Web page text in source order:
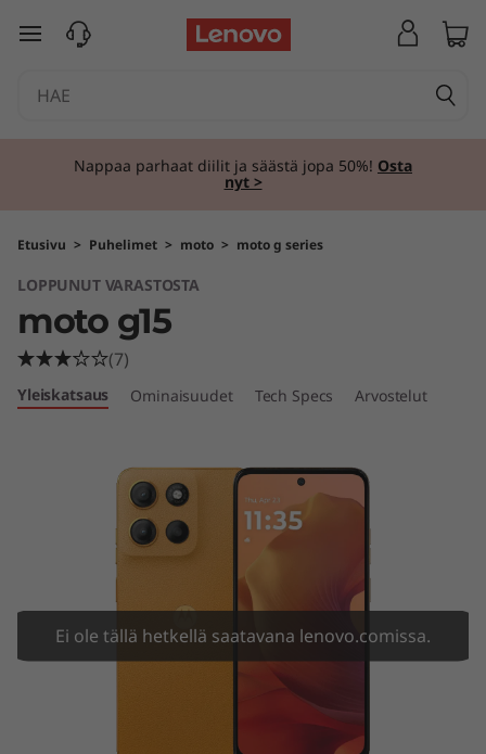
m
1
5
siirry pääsisältöön
Nappaa parhaat diilit ja säästä jopa 50%! Osta
nyt >
Etusivu > Puhelimet > moto > moto g series
LOPPUNUT VARASTOSTA
moto g15
(7)
Yleiskatsaus Ominaisuudet Tech Specs Arvostelut
Ei ole tällä hetkellä saatavana lenovo.comissa.